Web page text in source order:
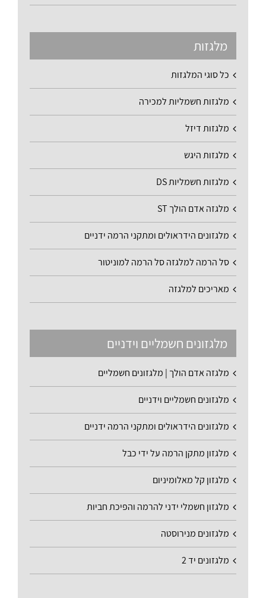
מלגזות
כל סוגי המלגזות
מלגזות חשמליות למכירה
מלגזות דיזל
מלגזות היגש
מלגזות חשמליות DS
מלגזה אדם הולך ST
מלגזונים הידראולים ומתקני הרמה ידניים
סל הרמה למלגזה סל הרמה למוניטור
מאריכים למלגזה
מלגזונים חשמליים וידניים
מלגזה אדם הולך | מלגזונים חשמליים
מלגזונים חשמליים וידניים
מלגזונים הידראולים ומתקני הרמה ידניים
מלגזון מתקן הרמה על ידי כבל
מלגזון קל מאלומיניום
מלגזון חשמלי ידני להרמה והפיכת חביות
מלגזונים מנירוסטה
מלגזונים יד 2